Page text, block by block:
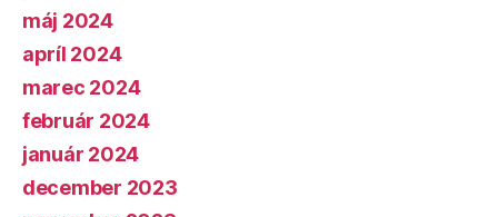
máj 2024
apríl 2024
marec 2024
február 2024
január 2024
december 2023